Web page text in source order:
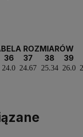
ROZMIARÓW
36 37 38
39
24.0 24.67 25.34 26.0